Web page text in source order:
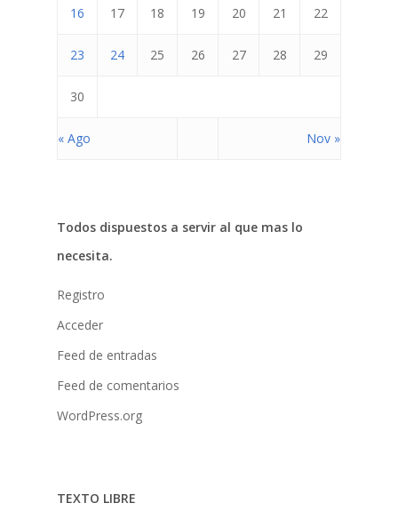
« Ago Nov »
16 17 18 19 20 21 22
23 24 25 26 27 28 29
30
Todos dispuestos a servir al que mas lo
necesita.
Registro
Acceder
Feed de entradas
Feed de comentarios
WordPress.org
TEXTO LIBRE
Quienes Somos
Programas
Donaciones